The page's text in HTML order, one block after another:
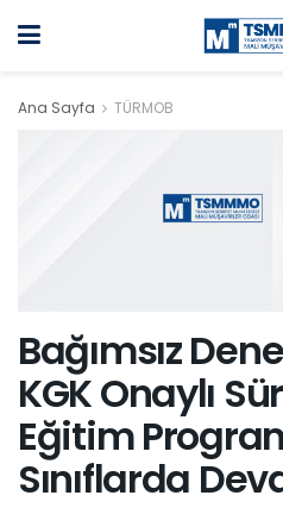
Ana Sayfa TÜRMOB
Bağımsız
KGK Onaylı
Eğitim
Sınıflarda